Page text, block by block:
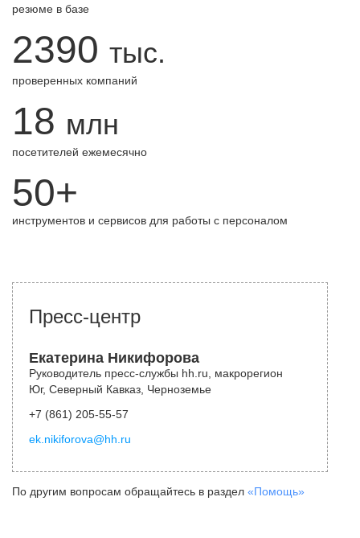
резюме в базе
2390 тыс.
проверенных компаний
18 млн
посетителей ежемесячно
50+
инструментов и сервисов для работы с персоналом
Пресс-центр
Екатерина Никифорова
Руководитель пресс-службы hh.ru, макрорегион
Юг, Северный Кавказ, Черноземье
+7 (861) 205-55-57
ek.nikiforova@hh.ru
По другим вопросам обращайтесь в раздел «Помощь»